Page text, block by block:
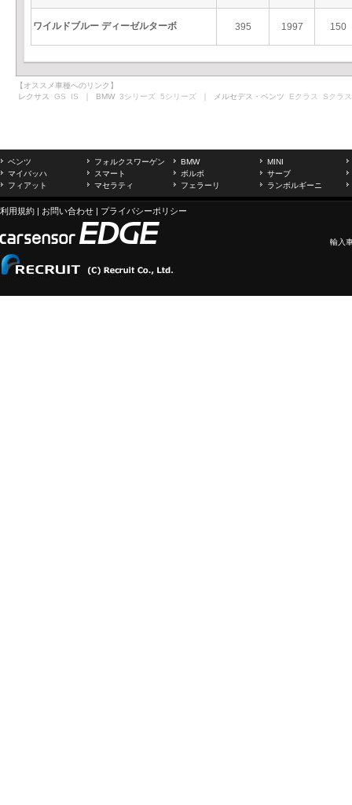
ワイルドブルー ディーゼルターボ 395 1997 150
【オススメ車種へのリンク】
レクサス GS IS ｜ BMW 3シリーズ 5シリーズ ｜ メルセデス・ベンツ Eクラス Sクラス
ベンツ フォルクスワーゲン BMW
MINI
マイバッハ
スマート ボルボ
サーブ
フィアット
マセラティ フェラーリ ランボルギーニ
利用規約 | お問い合わせ | プライバシーポリシー
輸入